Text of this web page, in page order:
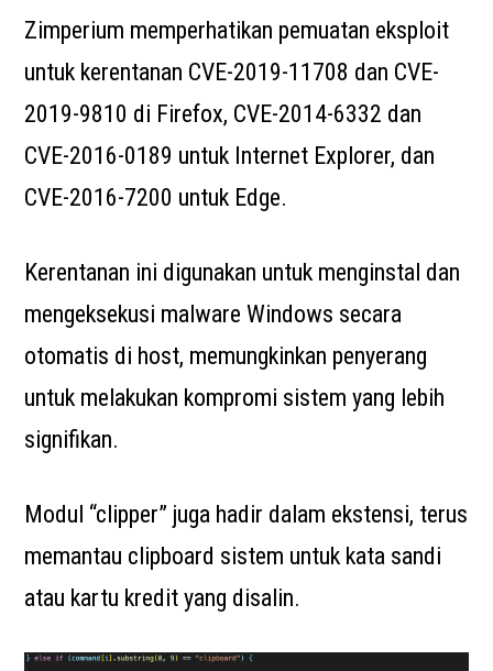
Zimperium memperhatikan pemuatan eksploit
untuk kerentanan CVE-2019-11708 dan CVE-
2019-9810 di Firefox, CVE-2014-6332 dan
CVE-2016-0189 untuk Internet Explorer, dan
CVE-2016-7200 untuk Edge.
Kerentanan ini digunakan untuk menginstal dan
mengeksekusi malware Windows secara
otomatis di host, memungkinkan penyerang
untuk melakukan kompromi sistem yang lebih
signifikan.
Modul “clipper” juga hadir dalam ekstensi, terus
memantau clipboard sistem untuk kata sandi
atau kartu kredit yang disalin.